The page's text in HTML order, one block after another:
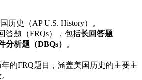
国历史（AP U.S. History）。
答题（FRQs），包括长回答题
分析题（DBQs）
。
的FRQ题目，涵盖美国历史的主要主